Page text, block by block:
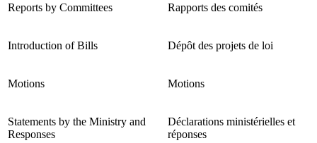
Reports by Committees Rapports des comités
Introduction of Bills Dépôt des projets de loi
Motions Motions
Statements by the Ministry and
Responses
Déclarations ministérielles et
réponses